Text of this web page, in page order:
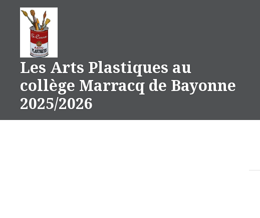
Les Arts Plastiques au
collège Marracq de Bayonne
2025/2026